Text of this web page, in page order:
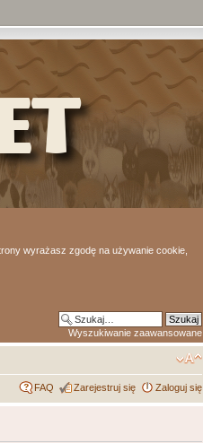
wyrażasz zgodę na używanie cookie,
Wyszukiwanie zaawansowane
FAQ Zarejestruj się Zaloguj się